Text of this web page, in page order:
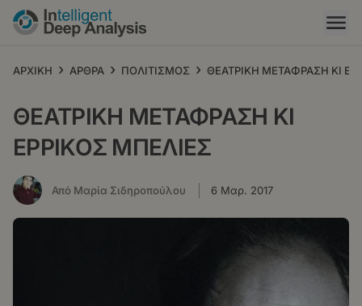
Παράκαμψη
προς
κυρίως
ΑΡΧΙΚΗ › ΑΡΘΡΑ › ΠΟΛΙΤΙΣΜΟΣ › ΘΕΑΤΡΙΚΗ ΜΕΤΑΦΡΑΣΗ ΚΙ
ΘΕΑΤΡΙΚΗ ΜΕΤΑΦΡΑΣΗ ΚΙ
ΕΡΡΙΚΟΣ ΜΠΕΛΙΕΣ
Από Μαρία Σιδηροπούλου 6 Μαρ. 2017